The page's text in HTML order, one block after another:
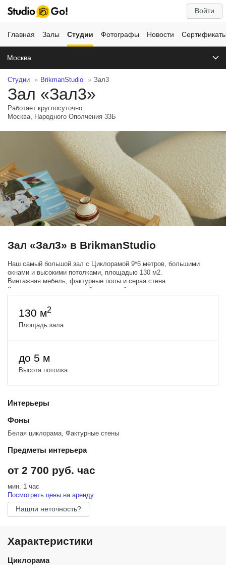
Войти
Главная Залы Студии Фотографы Новости
Москва
Студии BrikmanStudio Зал3
Зал «Зал3»
Работает круглосуточно
Москва, Народного Ополчения 33Б
Зал «Зал3» в BrikmanStudio
Наш самый большой зал с Циклорамой 9*6 метров, большими
окнами и высокими потолками, площадью 130 м2.
Винтажная мебель, фактурные полы и серая стена
Зал находится на западной стороне, благодаря этому солнце
130 м2
Площадь зала
до 5 м
Высота потолка
Интерьеры
Фоны
Белая циклорама, Фактурные стены
Предметы интерьера
от 2 700 руб. час
мин. 1 час
Посмотреть цены на аренду
Нашли неточность?
Характеристики
Циклорама